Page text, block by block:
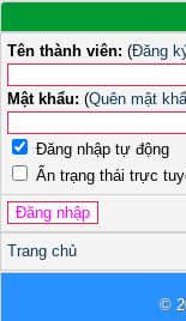
Tên thành viên: (Đăng
Mật khẩu: (Quên mật
Đăng nhập tự động
Ẩn trạng thái trực
Trang chủ
©